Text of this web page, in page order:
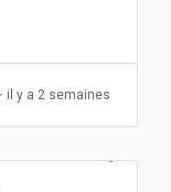
il y a 2 semaines